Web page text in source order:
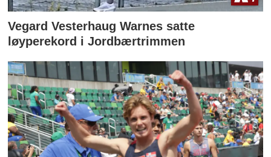
Vegard Vesterhaug Warnes satte
løyperekord i Jordbærtrimmen